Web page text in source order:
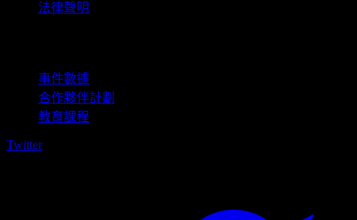
法律聲明
事件數據
合作夥伴計劃
教育課程
Twitter